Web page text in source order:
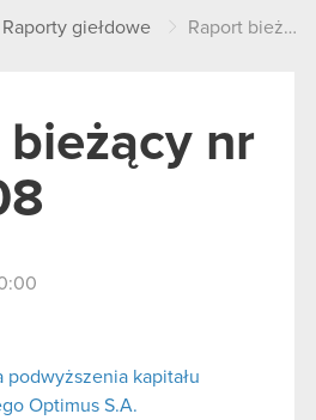
Raporty giełdowe Raport bieżący nr 47/2008
bieżący nr
podwyższenia kapitału
Optimus S.A.